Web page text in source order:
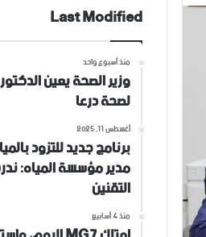
Last Modified
منذ أسبوع واحد
وزير الصحة يعين
لصحة درعا
أغسطس 11, 2025
برنامج جديد للتزود
مدير مؤسسة المياه:
التقنين
منذ 4 أسابيع